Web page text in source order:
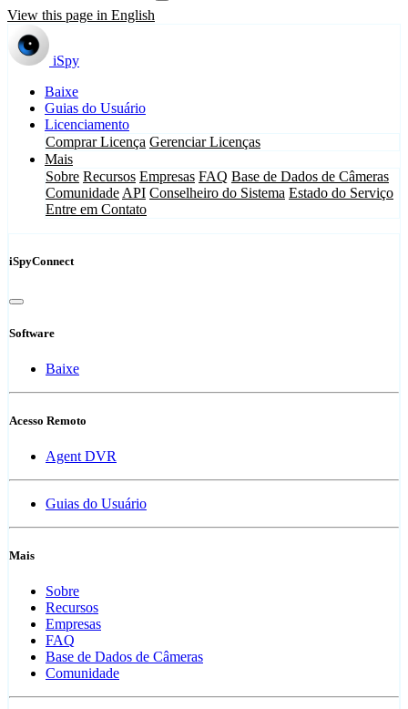
View this page in English
iSpy
Baixe
Guias do Usuário
Licenciamento
Comprar Licença Gerenciar Licenças
Mais
Sobre Recursos Empresas FAQ Base de Dados de Câmeras
Comunidade API Conselheiro do Sistema Estado do Serviço
Entre em Contato
iSpyConnect
Software
Baixe
Acesso Remoto
Agent DVR
Guias do Usuário
Mais
Sobre
Recursos
Empresas
FAQ
Base de Dados de Câmeras
Comunidade